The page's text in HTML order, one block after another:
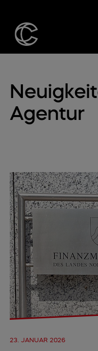
Agentur
23. JANUAR 2026